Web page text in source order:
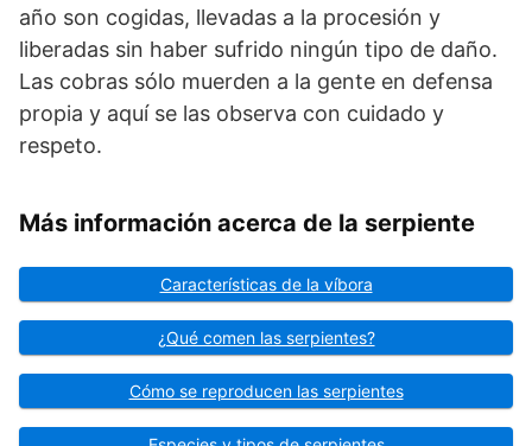
año son cogidas, llevadas a la procesión y
liberadas sin haber sufrido ningún tipo de daño.
Las cobras sólo muerden a la gente en defensa
propia y aquí se las observa con cuidado y
respeto.
Más información acerca de la serpiente
Características de la víbora
¿Qué comen las serpientes?
Cómo se reproducen las serpientes